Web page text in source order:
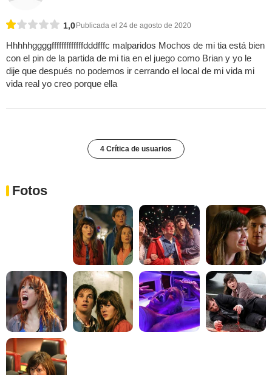
1,0 Publicada el 24 de agosto de 2020
Hhhhhggggfffffffffffffdddfffc malparidos Mochos de mi tia está bien
con el pin de la partida de mi tia en el juego como Brian y yo le
dije que después no podemos ir cerrando el local de mi vida mi
vida real yo creo porque ella
4 Crítica de usuarios
Fotos